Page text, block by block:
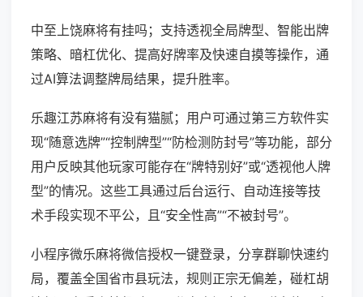
中至上饶麻将有挂吗；支持透视全局牌型、智能出牌
策略、暗杠优化、提高好牌率及快速自摸等操作，通
过AI算法调整牌局结果，提升胜率。
乐趣江苏麻将有没有猫腻；用户可通过第三方软件实
现“随意选牌”“控制牌型”“防检测防封号”等功能，部分
用户反映其他玩家可能存在“牌特别好”或“透视他人牌
型”的情况。这些工具通过后台运行、自动连接等技
术手段实现不平公，且“安全性高”“不被封号”。
小程序微乐麻将微信授权一键登录，分享群聊快速约
局，覆盖全国省市县玩法，规则正宗无偏差，碰杠胡